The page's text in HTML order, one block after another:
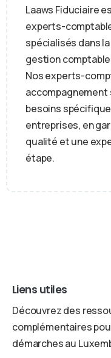
Laaws Fiduciaire
experts-
spécialisés dans
gestion
Nos experts-
accompagnement
besoins
entreprises, en
qualité et une
étape.
Liens utiles
Découvrez des
complémentaires
démarches au